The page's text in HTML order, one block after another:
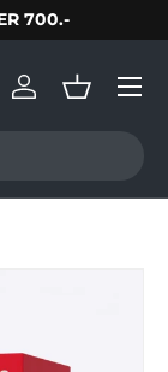
700.-
Log inBasket